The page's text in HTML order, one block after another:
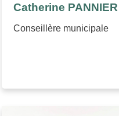
Catherine PANNIER
Conseillère municipale